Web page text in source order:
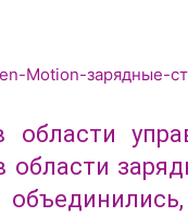
области
области